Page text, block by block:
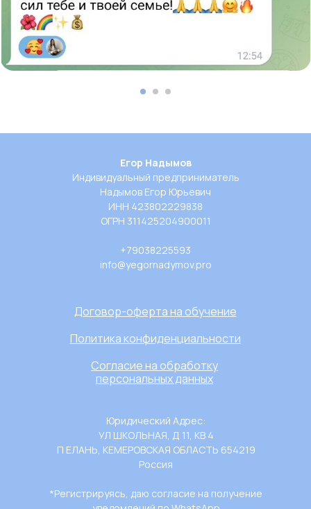
Егор Надымов
Индивидуальный предприниматель
Надымов Егор Юрьевич
ИНН 423802229838
ОГРН 311425204900011
+79038225593
info@yegornadymov.pro
Юридический Адрес:
УЛ ШКОЛЬНАЯ, Д 11, КВ 4
П ЕЛАНЬ, КЕМЕРОВСКАЯ ОБЛАСТЬ 654219
Россия
*Регистрируясь, даю согласие на получение
Договор-оферта на обучение
Согласие на обработку
персональных данных
Политика конфиденциальности